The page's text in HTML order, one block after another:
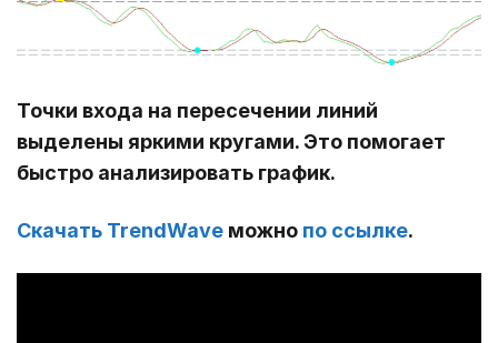
Точки входа на пересечении линий
выделены яркими кругами. Это помогает
быстро анализировать график.
Скачать TrendWave можно по ссылке.